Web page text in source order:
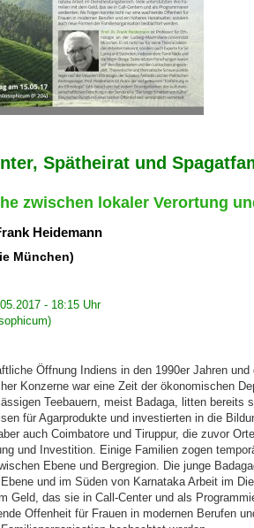
Spätheirat und
zwischen lokaler Verortung
Heidemann
München)
- 18:15 Uhr
Öffnung Indiens in den 1990er Jahren
Konzerne war eine Zeit der ökonomischen
Teebauern, meist Badaga, litten bereits
für Agarprodukte und investierten in die
auch Coimbatore und Tiruppur, die zuvor
und Investition. Einige Familien zogen
Ebene und Bergregion. Die junge
und im Süden von Karnataka Arbeit im
Geld, das sie in Call-Center und als
Offenheit für Frauen in modernen Berufen